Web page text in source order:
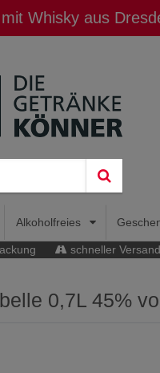
Whisky aus
Alkoholfreies
schneller Versand
0,7L 45%